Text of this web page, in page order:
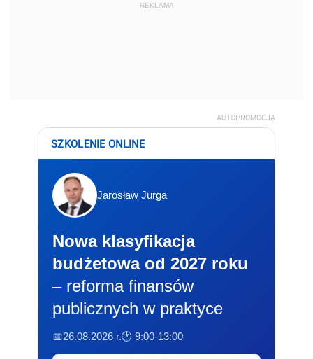
REKLAMA
AUTOPROMOCJA
SZKOLENIE ONLINE
Jarosław Jurga
Nowa klasyfikacja
budżetowa od 2027 roku
– reforma finansów
publicznych w praktyce
📅26.08.2026 r.🕐 9:00-13:00